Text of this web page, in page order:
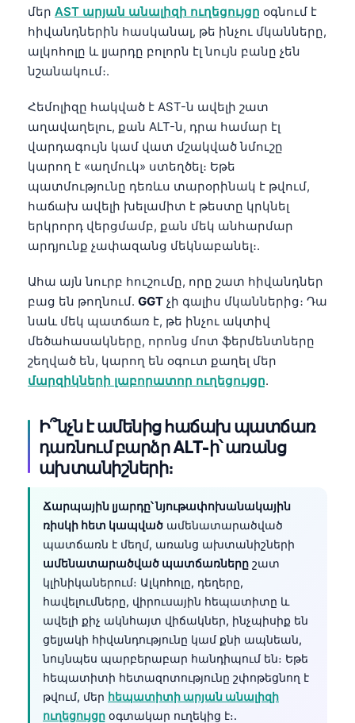
մեր AST արյան անալիզի ուղեցույցը օգնում է
հիվանդներին հասկանալ, թե ինչու մկանները,
ալկոհոլը և լյարդը բոլորն էլ նույն բանը չեն
նշանակում։.
Հեմոլիզը հակված է AST-ն ավելի շատ
աղավաղելու, քան ALT-ն, դրա համար էլ
վարդագույն կամ վատ մշակված նմուշը
կարող է «աղմուկ» ստեղծել։ Եթե
պատմությունը դեռևս տարօրինակ է թվում,
հաճախ ավելի խելամիտ է թեստը կրկնել
երկրորդ վերցմամբ, քան մեկ անհարմար
արդյունք չափազանց մեկնաբանել։.
Ահա այն նուրբ հուշումը, որը շատ հիվանդներ
բաց են թողնում. GGT չի գալիս մկաններից։ Դա
նաև մեկ պատճառ է, թե ինչու ակտիվ
մեծահասակները, որոնց մոտ ֆերմենտները
շեղված են, կարող են օգուտ քաղել մեր
մարզիկների լաբորատոր ուղեցույցը.
Ի՞նչն է ամենից հաճախ պատճառ
դառնում բարձր ALT-ի՝ առանց
ախտանիշների։
Ճարպային լյարդը՝ նյութափոխանակային
ռիսկի հետ կապված ամենատարածված
պատճառն է մեղմ, առանց ախտանիշների
ամենատարածված պատճառները շատ
կլինիկաներում։ Ալկոհոլը, դեղերը,
հավելումները, վիրուսային հեպատիտը և
ավելի քիչ ակնհայտ վիճակներ, ինչպիսիք են
ցելյակի հիվանդությունը կամ քնի ապնեան,
նույնպես պարբերաբար հանդիպում են։ Եթե
հեպատիտի հետազոտությունը շփոթեցնող է
թվում, մեր հեպատիտի արյան անալիզի
ուղեցույցը օգտակար ուղեկից է։.
ქართული
Русский
Lietuvių kalba
Polski
한국어
Slovenščina
Magyar
Shqip
বাংলা
मराठी
తెలుగు
ગુજરાતી
ಕನ್ನಡ
മലയാളം
Bahasa Melayu
Tagalog
ဗမာစာ
ភាសាខ្មែរ
Kiswahili
አማርኛ
O‘zbekcha
Català
Қазақ тілі